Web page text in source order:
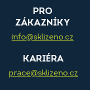
PRO
ZÁKAZNÍKY
info@sklizeno.cz
KARIÉRA
prace@sklizeno.cz